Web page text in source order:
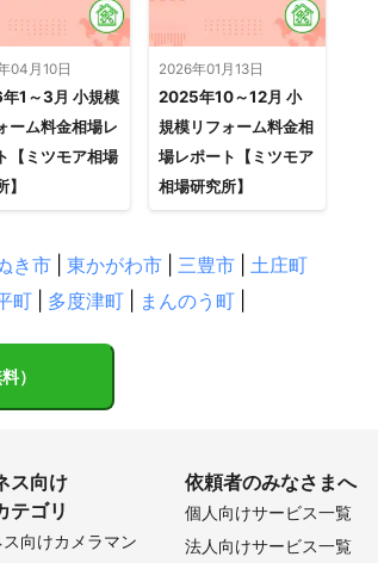
04月10日
1～3月 小規模
ーム料金相場レ
【ミツモア相場
2026年01月13日
2025年10～12月 小
規模リフォーム料金相
場レポート【ミツモア
相場研究所】
き市 東かがわ市 三豊市
土庄町
町 多度津町 まんのう町
）
ス向け
テゴリ
ス向けカメラマン
依頼者のみなさまへ
個人向けサービス一覧
法人向けサービス一覧